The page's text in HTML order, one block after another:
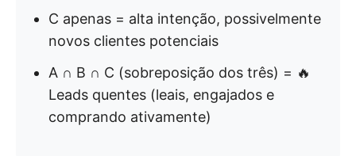
C apenas = alta intenção, possivelmente
novos clientes potenciais
A ∩ B ∩ C (sobreposição dos três) = 🔥
Leads quentes (leais, engajados e
comprando ativamente)